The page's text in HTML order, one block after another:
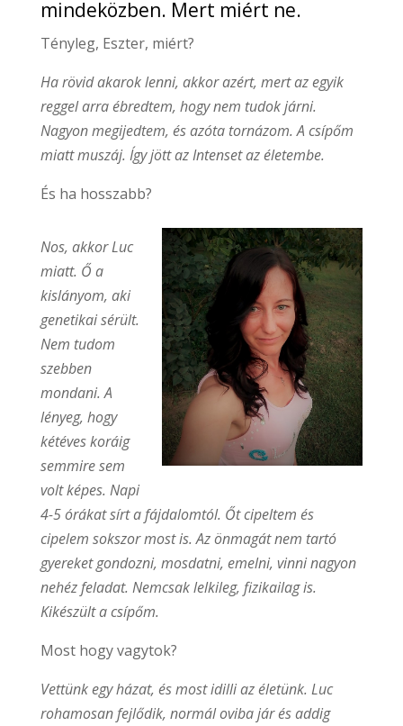
mindeközben. Mert miért ne.
Tényleg, Eszter, miért?
Ha rövid akarok lenni, akkor azért, mert az egyik
reggel arra ébredtem, hogy nem tudok járni.
Nagyon megijedtem, és azóta tornázom. A csípőm
miatt muszáj. Így jött az Intenset az életembe.
És ha hosszabb?
Nos, akkor Luc
miatt. Ő a
kislányom, aki
genetikai sérült.
Nem tudom
szebben
mondani. A
lényeg, hogy
kétéves koráig
semmire sem
volt képes. Napi
4-5 órákat sírt a fájdalomtól. Őt cipeltem és
cipelem sokszor most is. Az önmagát nem tartó
gyereket gondozni, mosdatni, emelni, vinni nagyon
nehéz feladat. Nemcsak lelkileg, fizikailag is.
Kikészült a csípőm.
Most hogy vagytok?
Vettünk egy házat, és most idilli az életünk. Luc
rohamosan fejlődik, normál oviba jár és addig